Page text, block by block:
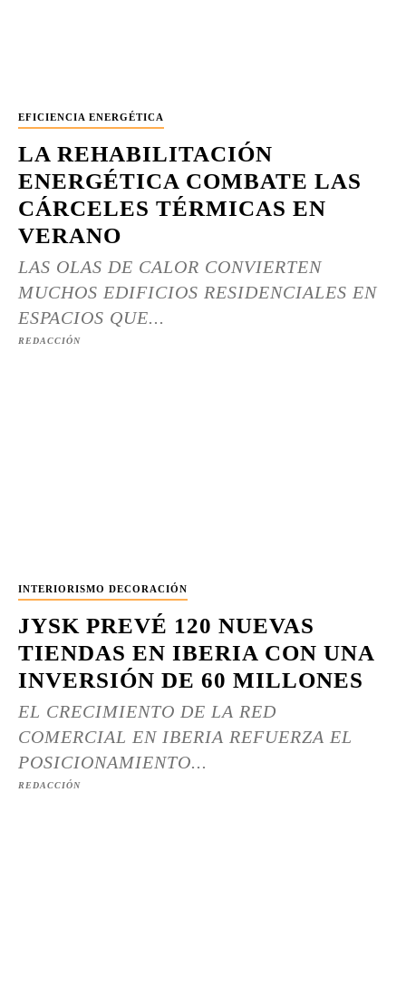
EFICIENCIA ENERGÉTICA
LA REHABILITACIÓN
ENERGÉTICA COMBATE LAS
CÁRCELES TÉRMICAS EN
VERANO
LAS OLAS DE CALOR CONVIERTEN
MUCHOS EDIFICIOS RESIDENCIALES EN
ESPACIOS QUE...
REDACCIÓN
INTERIORISMO DECORACIÓN
JYSK PREVÉ 120 NUEVAS
TIENDAS EN IBERIA CON UNA
INVERSIÓN DE 60 MILLONES
EL CRECIMIENTO DE LA RED
COMERCIAL EN IBERIA REFUERZA EL
POSICIONAMIENTO...
REDACCIÓN